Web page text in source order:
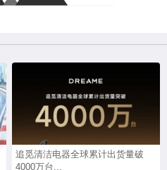
追觅清洁电器全球累计出货量破
4000万台...